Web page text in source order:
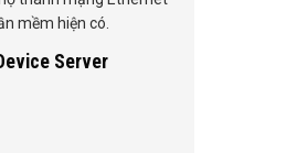
mềm hiện có.
Server